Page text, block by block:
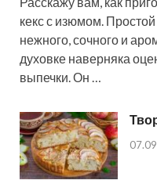
кекс с изюмом.
нежного, сочного и
духовке наверняка
выпечки. Он …